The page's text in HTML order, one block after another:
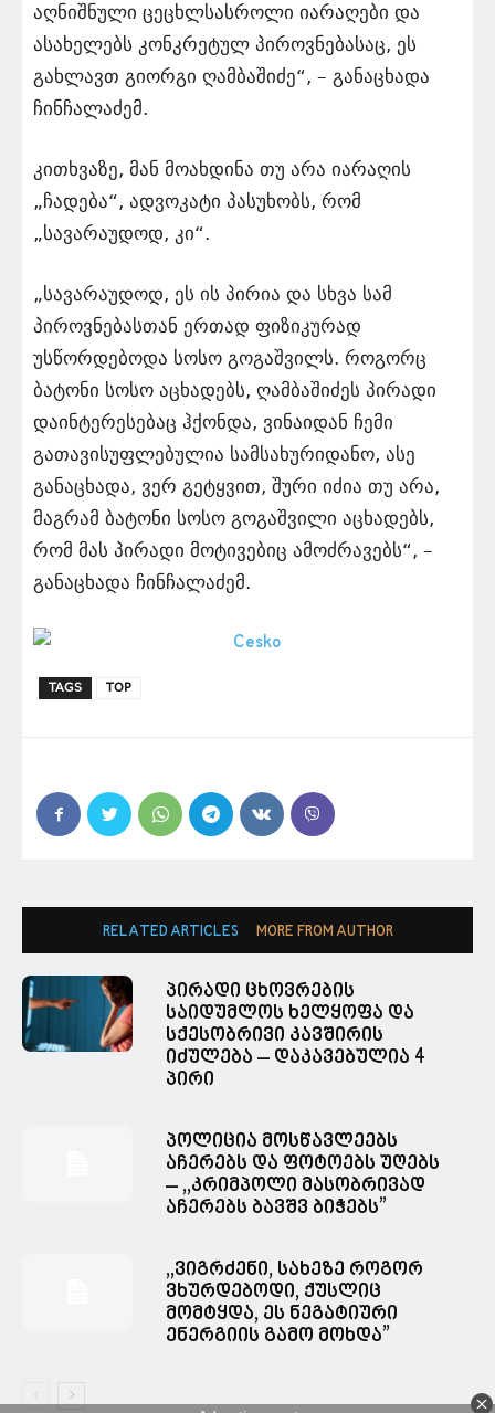
აღნიშნული ცეცხლსასროლი იარაღები და
ასახელებს კონკრეტულ პიროვნებასაც, ეს
გახლავთ გიორგი ღამბაშიძე“, – განაცხადა
ჩინჩალაძემ.
კითხვაზე, მან მოახდინა თუ არა იარაღის
„ჩადება“, ადვოკატი პასუხობს, რომ
„სავარაუდოდ, კი“.
„სავარაუდოდ, ეს ის პირია და სხვა სამ
პიროვნებასთან ერთად ფიზიკურად
უსწორდებოდა სოსო გოგაშვილს. როგორც
ბატონი სოსო აცხადებს, ღამბაშიძეს პირადი
დაინტერესებაც ჰქონდა, ვინაიდან ჩემი
გათავისუფლებულია სამსახურიდანო, ასე
განაცხადა, ვერ გეტყვით, შური იძია თუ არა,
მაგრამ ბატონი სოსო გოგაშვილი აცხადებს,
რომ მას პირადი მოტივებიც ამოძრავებს“, –
განაცხადა ჩინჩალაძემ.
TAGS TOP
RELATED ARTICLES MORE FROM AUTHOR
პირადი ცხოვრების
საიდუმლოს ხელყოფა და
სქესობრივი კავშირის
იძულება – დაკავებულია 4
პირი
პოლიცია მოსწავლეებს
აჩერებს და ფოტოებს უღებს
– ,,კრიმპოლი მასობრივად
აჩერებს ბავშვ ბიჭებს”
,,ვიგრძენი, სახეზე როგორ
ვხურდებოდი, ქუსლიც
მომტყდა, ეს ნეგატიური
ენერგიის გამო მოხდა”